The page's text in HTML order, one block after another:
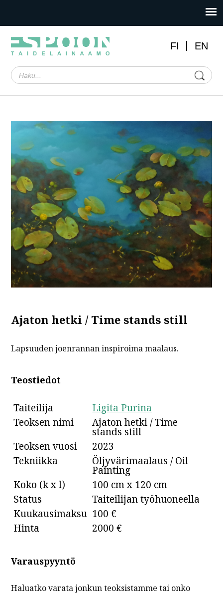
FI EN
Ajaton hetki / Time stands still
Lapsuuden joenrannan inspiroima maalaus.
Teostiedot
Taiteilija
Ligita Purina
Teoksen nimi
Ajaton hetki / Time
stands still
Teoksen vuosi
2023
Tekniikka
Öljyvärimaalaus / Oil
Painting
Koko (k x l)
100 cm x 120 cm
Status
Taiteilijan työhuoneella
Kuukausimaksu 100 €
Hinta
2000 €
Varauspyyntö
Haluatko varata jonkun teoksistamme tai onko